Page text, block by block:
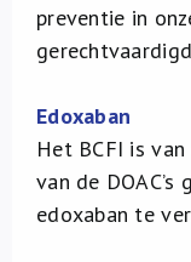
preventie in
Edoxaban
Het BCFI is
van de
edoxaban te